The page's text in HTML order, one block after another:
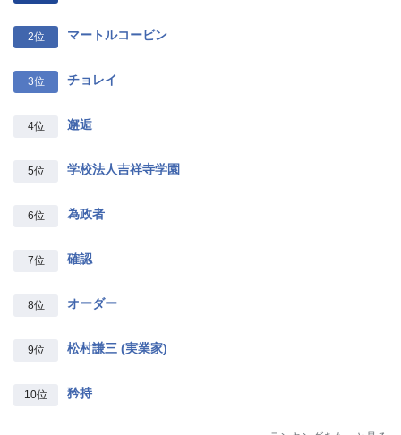
2位 マートルコービン
3位 チョレイ
4位 邂逅
5位 学校法人吉祥寺学園
6位 為政者
7位 確認
8位 オーダー
9位 松村謙三 (実業家)
10位 矜持